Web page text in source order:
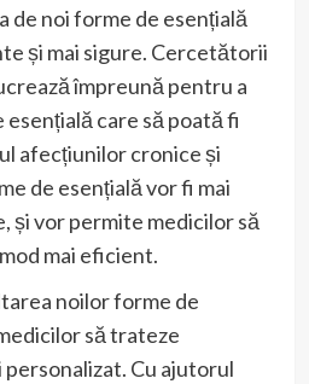
de noi forme de esențială
și mai sigure. Cercetătorii
împreună pentru a
care să poată fi
afecțiunilor cronice și
de esențială vor fi mai
și vor permite medicilor să
mai eficient.
noilor forme de
să trateze
personalizat. Cu ajutorul